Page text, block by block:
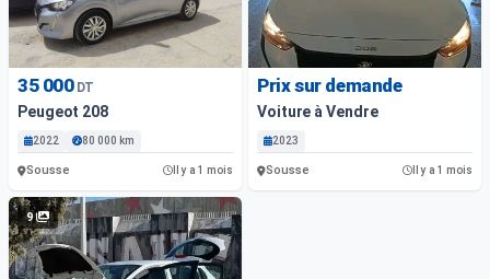
35 000 DT
Peugeot 208
2022 80 000 km
Sousse Il y a 1 mois
Prix sur demande
Voiture à Vendre
2023
Sousse Il y a 1 mois
9